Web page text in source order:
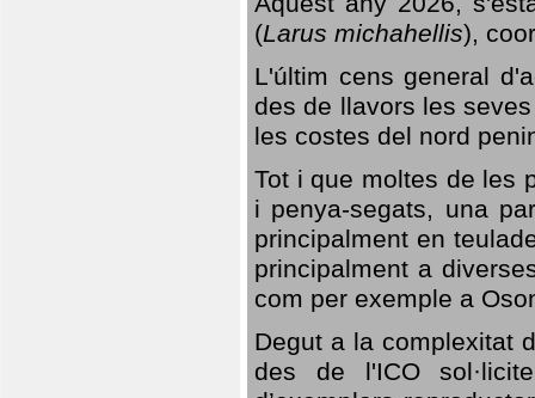
(Larus michahellis),
L'últim cens general
des de llavors les
les costes del nord
Tot i que moltes de les
i penya-segats, una
principalment en
principalment a
com per exemple a
Degut a la complexitat
des de l'ICO